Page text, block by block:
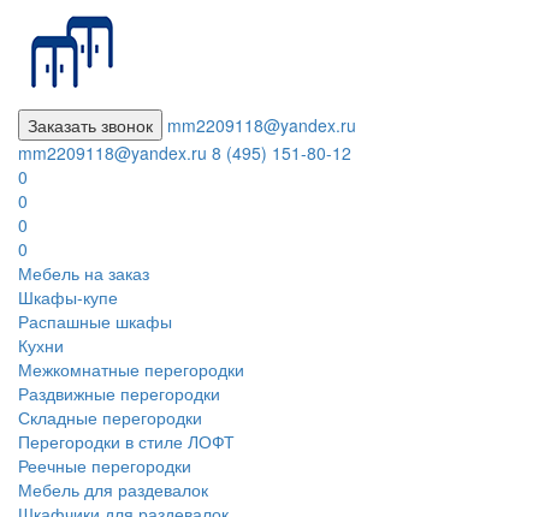
Заказать звонок
mm2209118@yandex.ru
mm2209118@yandex.ru 8 (495) 151-80-12
0
0
0
0
Мебель на заказ
Шкафы-купе
Распашные шкафы
Кухни
Межкомнатные перегородки
Раздвижные перегородки
Складные перегородки
Перегородки в стиле ЛОФТ
Реечные перегородки
Мебель для раздевалок